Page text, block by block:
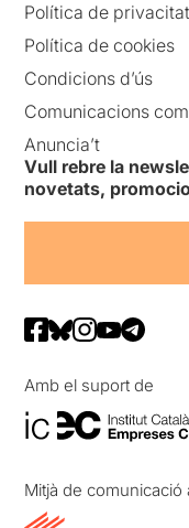
Política de privacitat
Política de cookies
Condicions d’ús
Comunicacions
Anuncia’t
Vull rebre la
novetats,
Amb el suport de
Mitjà de comunicació